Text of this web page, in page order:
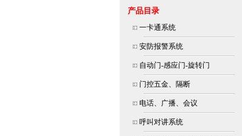
产品目录
一卡通系统
安防报警系统
自动门-感应门-旋转门
门控五金、隔断
电话、广播、会议
呼叫对讲系统